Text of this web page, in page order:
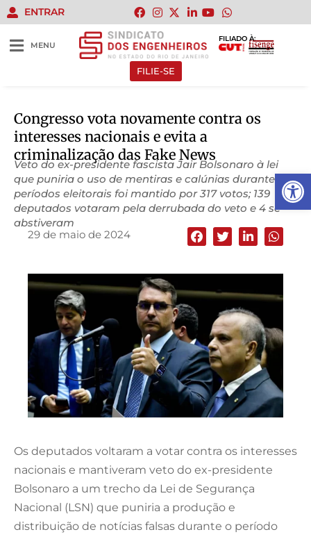
Abrir
ENTRAR
MENU
FILIADO À:
FILIE-SE
Congresso vota novamente contra os
interesses nacionais e evita a
criminalização das Fake News
Veto do ex-presidente fascista Jair Bolsonaro à lei
que puniria o uso de mentiras e calúnias durante
períodos eleitorais foi mantido por 317 votos; 139
deputados votaram pela derrubada do veto e 4 se
abstiveram
29 de maio de 2024
Os deputados voltaram a votar contra os interesses
nacionais e mantiveram veto do ex-presidente
Bolsonaro a um trecho da Lei de Segurança
Nacional (LSN) que puniria a produção e
distribuição de notícias falsas durante o período